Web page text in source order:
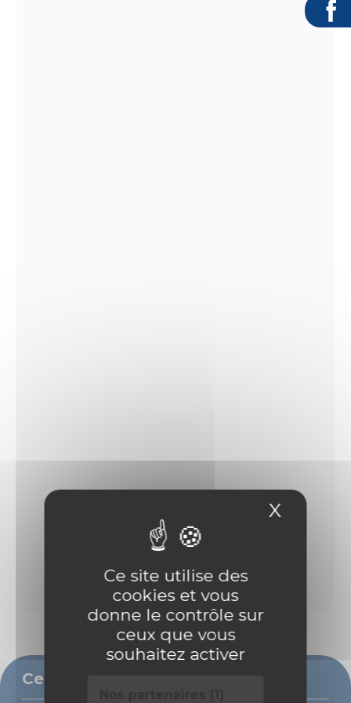
Ce site utilise des
cookies et vous
donne le contrôle sur
ceux que vous
souhaitez activer
X
Ce bien vous intéresse ?